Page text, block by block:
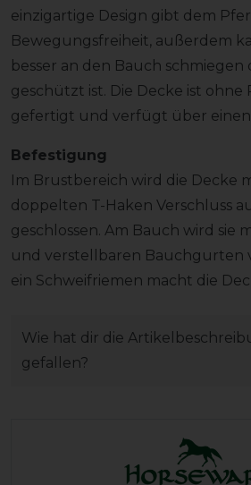
einzigartige Design gibt dem
Bewegungsfreiheit, außerdem
besser an den Bauch schmiegen
geschützt ist. Die Decke ist ohne
gefertigt und verfügt über einen
Befestigung
Im Brustbereich wird die Decke
doppelten T-Haken Verschluss
geschlossen. Am Bauch wird sie
und verstellbaren Bauchgurten
ein Schweifriemen macht die
Wie hat dir die
gefallen?